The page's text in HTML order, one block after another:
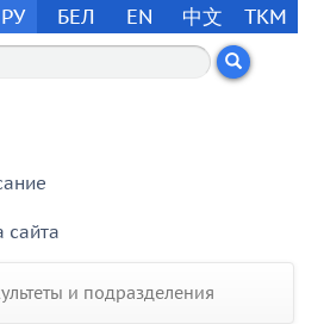
РУ БЕЛ EN 中文 TKM
сайта
и подразделения